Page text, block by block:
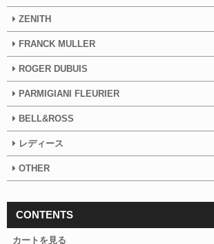
ZENITH
FRANCK MULLER
ROGER DUBUIS
PARMIGIANI FLEURIER
BELL&ROSS
レディース
OTHER
CONTENTS
カートを見る